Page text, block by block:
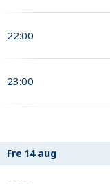
22:00
23:00
Fre 14 aug